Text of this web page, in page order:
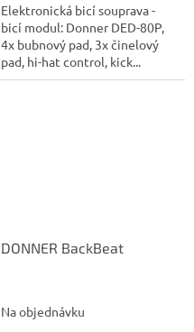
Elektronická bicí souprava -
bicí modul: Donner DED-80P,
4x bubnový pad, 3x činelový
pad, hi-hat control, kick...
DONNER BackBeat
Na objednávku